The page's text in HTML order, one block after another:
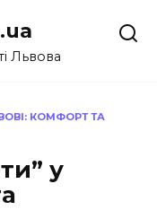
Львова
КОМФОРТ ТА
у